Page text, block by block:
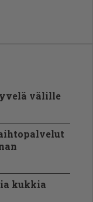
välille
kukkia